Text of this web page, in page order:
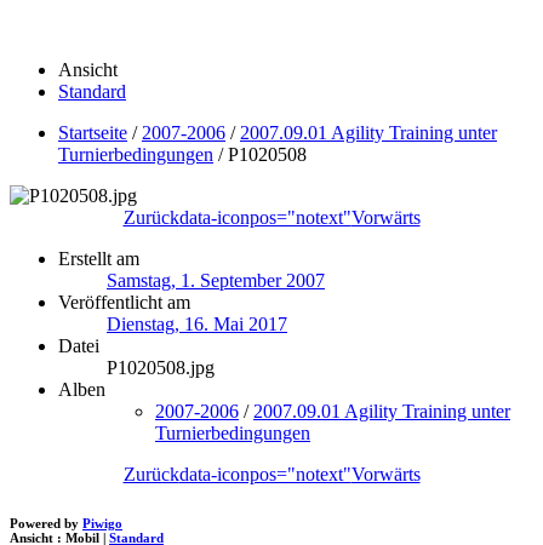
Ansicht
Standard
Startseite /2007-2006 /2007.09.01 Agility Training unter
Turnierbedingungen /P1020508
Zurückdata-iconpos="notext"Vorwärts
Erstellt am
Samstag, 1. September 2007
Veröffentlicht am
Dienstag, 16. Mai 2017
Datei
P1020508.jpg
Alben
2007-2006 /2007.09.01 Agility Training unter
Turnierbedingungen
Zurückdata-iconpos="notext"Vorwärts
Powered by Piwigo
Ansicht : Mobil Standard